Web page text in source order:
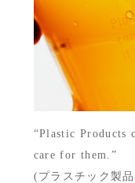
“Plastic Products
care for them.”
(プラスチック製